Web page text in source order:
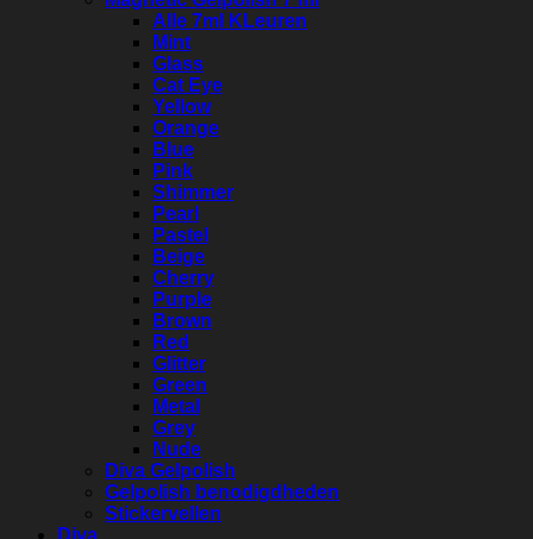
Alle 7ml KLeuren
Mint
Glass
Cat Eye
Yellow
Orange
Blue
Pink
Shimmer
Pearl
Pastel
Beige
Cherry
Purple
Brown
Red
Glitter
Green
Metal
Grey
Nude
Diva Gelpolish
Gelpolish benodigdheden
Stickervellen